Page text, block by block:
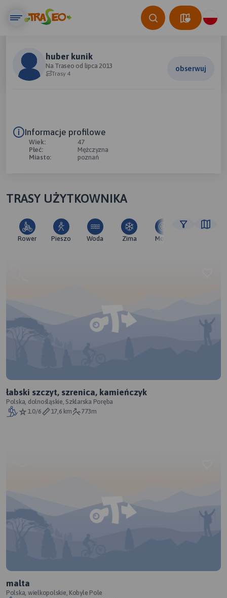
huber kunik
Na Traseo od lipca 2013
Trasy 4
obserwuj
Informacje profilowe
Wiek:
47
Płeć:
Mężczyzna
Miasto:
poznań
TRASY UŻYTKOWNIKA
Rower Pieszo Woda Zima Moto
łabski szczyt, szrenica, kamieńczyk
Polska, dolnośląskie, Szklarska Poręba
1.0/6
17,6 km 773m
malta
Polska, wielkopolskie, Kobyle Pole